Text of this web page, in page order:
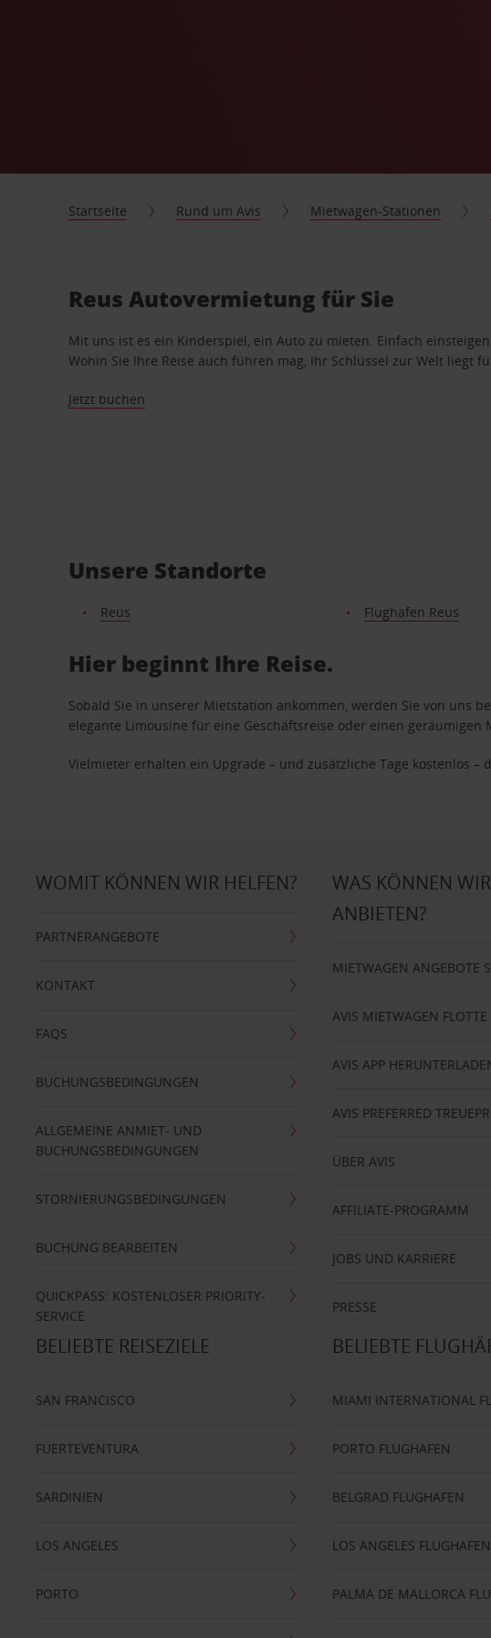
Startseite Rund um Avis Mietwagen-Stationen
Reus Autovermietung für Sie
Mit uns ist es ein Kinderspiel, ein Auto zu mieten. Einfach
Wohin Sie Ihre Reise auch führen mag, Ihr Schlüssel zur Welt liegt
Jetzt buchen
Unsere Standorte
Reus Flughafen Reus
Hier beginnt Ihre Reise.
Sobald Sie in unserer Mietstation ankommen, werden Sie von uns
elegante Limousine für eine Geschäftsreise oder einen
Vielmieter erhalten ein Upgrade – und zusätzliche Tage kostenlos
WOMIT KÖNNEN WIR HELFEN?
PARTNERANGEBOTE
KONTAKT
FAQS
BUCHUNGSBEDINGUNGEN
ALLGEMEINE ANMIET- UND
BUCHUNGSBEDINGUNGEN
STORNIERUNGSBEDINGUNGEN
BUCHUNG BEARBEITEN
QUICKPASS: KOSTENLOSER PRIORITY-
SERVICE
WAS KÖNNEN
ANBIETEN?
MIETWAGEN ANGEBOTE
AVIS MIETWAGEN FLOTTE
AVIS APP
AVIS PREFERRED
ÜBER AVIS
AFFILIATE-PROGRAMM
JOBS UND KARRIERE
PRESSE
BELIEBTE REISEZIELE
SAN FRANCISCO
FUERTEVENTURA
SARDINIEN
LOS ANGELES
PORTO
BELIEBTE
MIAMI INTERNATIONAL
PORTO FLUGHAFEN
BELGRAD FLUGHAFEN
LOS ANGELES FLUGHAFEN
PALMA DE MALLORCA